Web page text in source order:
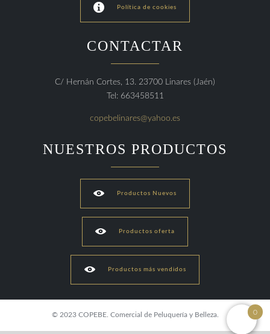
 Política de cookies
CONTACTAR
C/ Hernán Cortes, 13. 23700 Linares (Jaén)
Tel: 663458511
copebelinares@yahoo.es
NUESTROS PRODUCTOS
 Productos Nuevos
 Productos oferta
 Productos más vendidos
© 2023 COPEBE. Comercial de Peluquería y Belleza. 0